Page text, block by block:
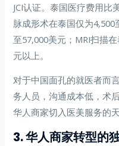
JCI认证。泰国医疗费用比
脉成形术在泰国仅为
至57,000美元；MRI扫描
元以上。
对于中国面孔的就医者而
务人员，沟通成本低，术
华人商家切入医美服务的天
3. 华人商家转型的